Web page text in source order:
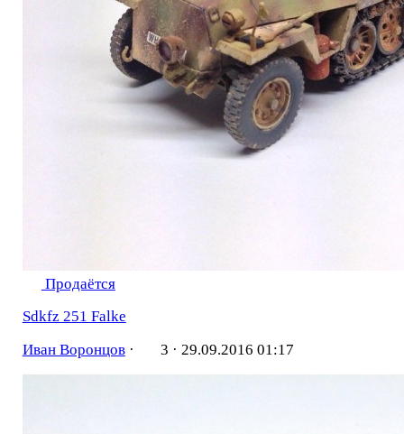
Продаётся
Sdkfz 251 Falke
Иван Воронцов· 3 · 29.09.2016 01:17